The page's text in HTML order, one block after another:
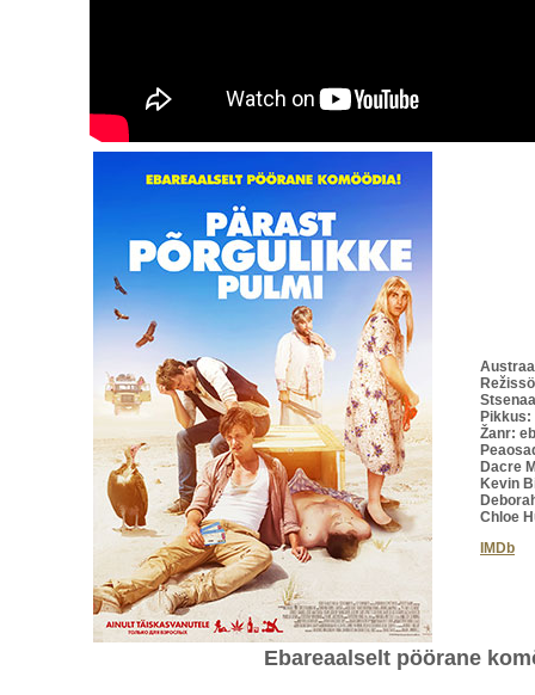
Pikkus:
Žanr:
Dacre
Kevin
Chloe
IMDb
Ebareaalselt pöörane